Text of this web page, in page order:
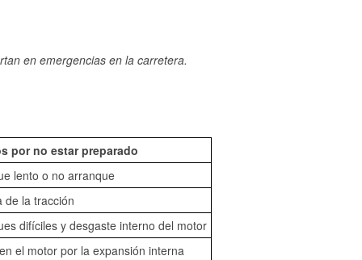
en emergencias en la carretera.
por no estar preparado
lento o no arranque
de la tracción
difíciles y desgaste interno del motor
el motor por la expansión interna